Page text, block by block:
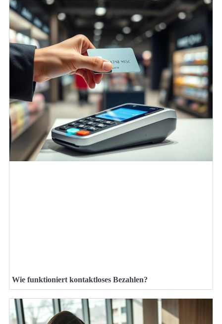
Wie funktioniert kontaktloses Bezahlen?